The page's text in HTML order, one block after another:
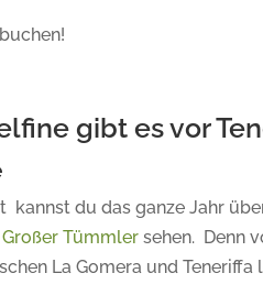
gibt es vor
kannst du das ganze Jahr
Großer Tümmler sehen. Denn
La Gomera und Teneriffa